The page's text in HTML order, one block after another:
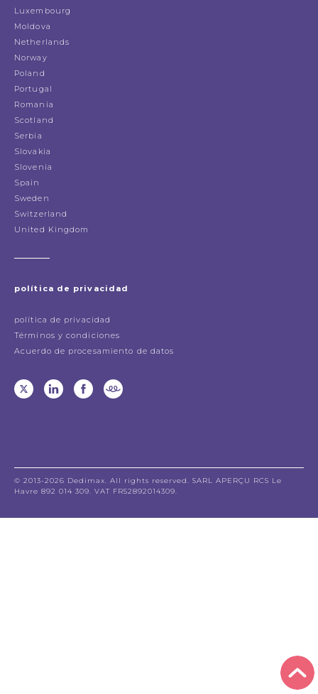
Luxembourg
Moldova
Netherlands
Norway
Poland
Portugal
Romania
Scotland
Serbia
Slovakia
Slovenia
Spain
Sweden
Switzerland
United Kingdom
política de privacidad
política de privacidad
Términos y condiciones
Acuerdo de procesamiento de datos
© 2013-2026 Dedimax. All rights reserved. SARL APERÇU RCS Le
Havre 892 014 309. VAT FR52892014309.